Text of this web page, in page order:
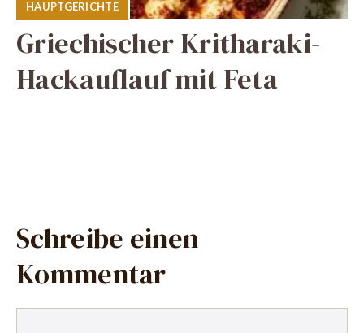
HAUPTGERICHTE
Griechischer Kritharaki-
Hackauflauf mit Feta
Schreibe einen
Kommentar